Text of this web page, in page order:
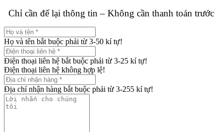
Chỉ cần để lại thông tin – Không cần thanh toán trước
Họ và tên bắt buộc phải từ 3-50 kí tự!
Điện thoại liên hệ bắt buộc phải từ 3-25 kí tự!
Điện thoại liên hệ không hợp lệ!
Địa chỉ nhận hàng bắt buộc phải từ 3-255 kí tự!